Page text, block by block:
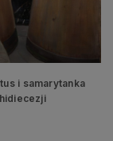
i samarytanka